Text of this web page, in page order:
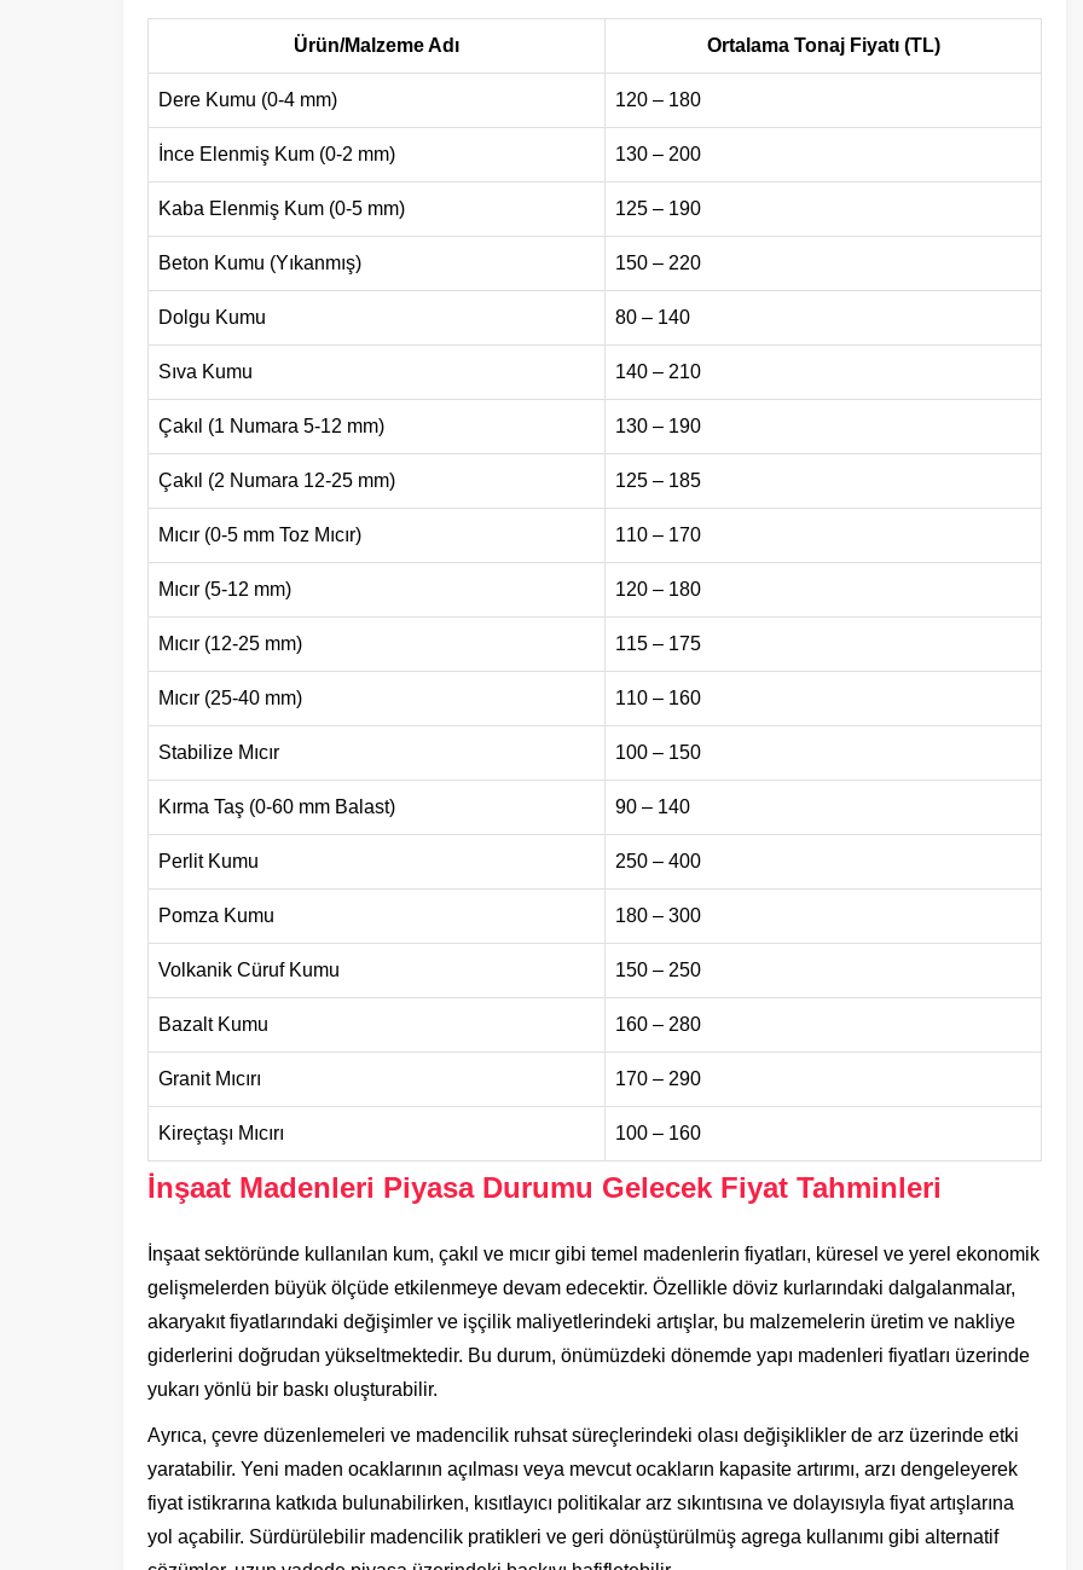
Ürün/Malzeme Adı Ortalama Tonaj Fiyatı (TL)
Dere Kumu (0-4 mm) 120 – 180
İnce Elenmiş Kum (0-2 mm) 130 – 200
Kaba Elenmiş Kum (0-5 mm) 125 – 190
Beton Kumu (Yıkanmış) 150 – 220
Dolgu Kumu 80 – 140
Sıva Kumu 140 – 210
Çakıl (1 Numara 5-12 mm) 130 – 190
Çakıl (2 Numara 12-25 mm) 125 – 185
Mıcır (0-5 mm Toz Mıcır) 110 – 170
Mıcır (5-12 mm) 120 – 180
Mıcır (12-25 mm) 115 – 175
Mıcır (25-40 mm) 110 – 160
Stabilize Mıcır 100 – 150
Kırma Taş (0-60 mm Balast) 90 – 140
Perlit Kumu 250 – 400
Pomza Kumu 180 – 300
Volkanik Cüruf Kumu 150 – 250
Bazalt Kumu 160 – 280
Granit Mıcırı 170 – 290
Kireçtaşı Mıcırı 100 – 160
İnşaat Madenleri Piyasa Durumu Gelecek Fiyat Tahminleri
İnşaat sektöründe kullanılan kum, çakıl ve mıcır gibi temel madenlerin fiyatları, küresel ve yerel ekonomik
gelişmelerden büyük ölçüde etkilenmeye devam edecektir. Özellikle döviz kurlarındaki dalgalanmalar,
akaryakıt fiyatlarındaki değişimler ve işçilik maliyetlerindeki artışlar, bu malzemelerin üretim ve nakliye
giderlerini doğrudan yükseltmektedir. Bu durum, önümüzdeki dönemde yapı madenleri fiyatları üzerinde
yukarı yönlü bir baskı oluşturabilir.
Ayrıca, çevre düzenlemeleri ve madencilik ruhsat süreçlerindeki olası değişiklikler de arz üzerinde etki
yaratabilir. Yeni maden ocaklarının açılması veya mevcut ocakların kapasite artırımı, arzı dengeleyerek
fiyat istikrarına katkıda bulunabilirken, kısıtlayıcı politikalar arz sıkıntısına ve dolayısıyla fiyat artışlarına
yol açabilir. Sürdürülebilir madencilik pratikleri ve geri dönüştürülmüş agrega kullanımı gibi alternatif